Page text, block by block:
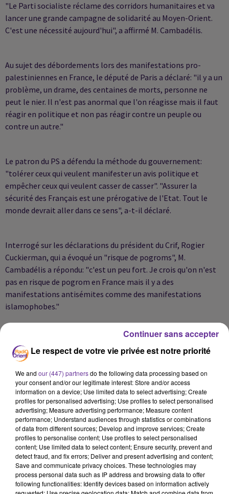
"Le Parti socialiste réclame des corridors humanitaires et va
lancer une grande campagne de solidarité au Moyen-Orient.
C'est une nécessité aujourd'hui", a affirmé M. Cambadélis.
Au sujet des débordements lors des manifestations pro-
palestiniennes en France, le député de Paris a déclaré: "il y a un
problème, un drame, des centaines de morts, personne ne
peut le nier. Il n'est pas anormal que l'on réagisse mais il faut
réagir en politique et non pas réagir contre un peuple ou
contre un autre."
Le patron du PS a défendu la méthode du gouvernement:
"tolérer ceux qui veulent manifester un avis politique et
empêcher ceux qui veulent casser de casser". "Assurer la
sécurité des Français est une prérogative de l'Etat. Tout le
monde devrait aller dans ce sens", a-t-il déclaré.
Interrogé sur les déclarations du président du Crif, Rogier
Cuckierman, qui a évoqué un "risque de pogroms", M.
Cambadélis a répondu: "c'est un peu fort. Je crois qu'on n'est
pas en risque de pogrom en France mais il y a des
manifestations antisémites comme des manifestations
islamophobes."
Cambadélis s'est exprimé mardi matin, "soutiennent cette
leur porte-parole, le député de Saône-et-Loire Thomas
Thévenoud.
Lors de la réunion du groupe PS, "certains on fait état de leurs
interrogations sur les interdictions de manifestations, mais la
position du groupe est que lorsque toutes les garanties ne
sont pas réunies, il est normal qu'elles ne soient pas
autorisées", a dit M. Thévenoud.
Le respect de votre vie privée est notre priorité
We and our (447) partnersdo the following data processing based on
your consent and/or our legitimate interest: Store and/or access
information on a device; Use limited data to select advertising; Create
profiles for personalised advertising; Use profiles to select personalised
advertising; Measure advertising performance; Measure content
performance; Understand audiences through statistics or combinations
of data from different sources; Develop and improve services; Create
profiles to personalise content; Use profiles to select personalised
content; Use limited data to select content; Ensure security, prevent and
detect fraud, and fix errors; Deliver and present advertising and content;
Save and communicate privacy choices. These technologies may
process personal data such as IP address and browsing data to offer
following functionalities: Identify devices based on information actively
Continuer sans accepter